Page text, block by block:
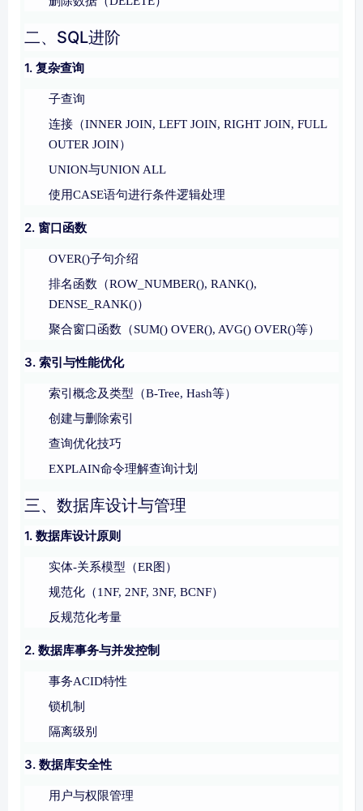
二、SQL进阶
1. 复杂查询
子查询
连接（INNER JOIN, LEFT JOIN, RIGHT JOIN, FULL
OUTER JOIN）
UNION与UNION ALL
使用CASE语句进行条件逻辑处理
2. 窗口函数
OVER()子句介绍
排名函数（ROW_NUMBER(), RANK(),
DENSE_RANK()）
聚合窗口函数（SUM() OVER(), AVG() OVER()等）
3. 索引与性能优化
索引概念及类型（B-Tree, Hash等）
创建与删除索引
查询优化技巧
EXPLAIN命令理解查询计划
三、数据库设计与管理
1. 数据库设计原则
实体-关系模型（ER图）
规范化（1NF, 2NF, 3NF, BCNF）
反规范化考量
2. 数据库事务与并发控制
事务ACID特性
锁机制
隔离级别
3. 数据库安全性
用户与权限管理